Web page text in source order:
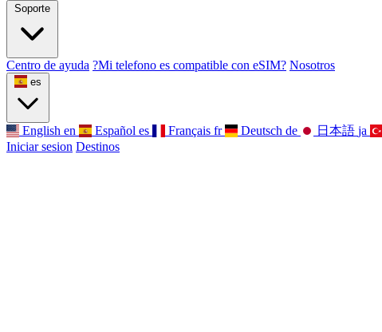
Soporte
Centro de ayuda ?Mi telefono es compatible con eSIM? Nosotros
es
English en Español es Français fr Deutsch de 日本語 ja
Iniciar sesion Destinos